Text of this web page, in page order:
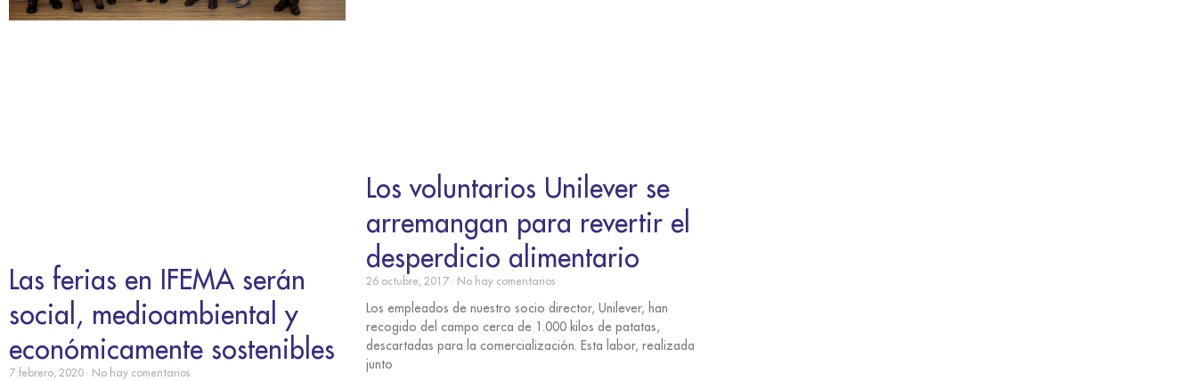
Las ferias en IFEMA serán
social, medioambiental y
económicamente sostenibles
7 febrero, 2020 No hay comentarios
Los voluntarios Unilever se
arremangan para revertir el
desperdicio alimentario
26 octubre, 2017 No hay comentarios
Los empleados de nuestro socio director, Unilever, han
recogido del campo cerca de 1.000 kilos de patatas,
descartadas para la comercialización. Esta labor, realizada
junto